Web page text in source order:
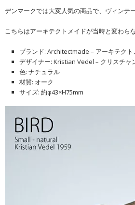
デンマークでは大変人気の商品で、ヴィンテ
こちらはアーキテクトメイドが当時と変わら
ブランド: Architectmade – アーキテク
デザイナー: Kristian Vedel – クリスチャ
色: ナチュラル
材質: オーク
サイズ: 約φ43×H75mm